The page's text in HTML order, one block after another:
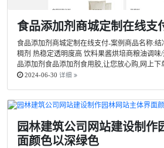
食品添加剂商城定制在线支
食品添加剂商城定制在线支付-案例商品名称:
稠剂 热稳定透明度高 饮料果酱烘培商粮油调味
品添加剂食品添加剂食用胶,让您放心购,网上下
2024-06-30 详细
园林建筑公司网站建设制作
面颜色以深绿色